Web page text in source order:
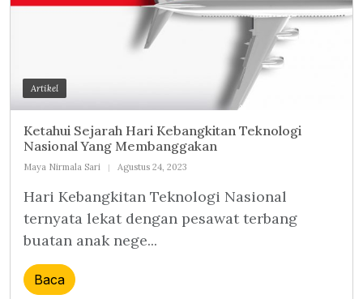
Artikel
Ketahui Sejarah Hari Kebangkitan Teknologi
Nasional Yang Membanggakan
Maya Nirmala Sari Agustus 24, 2023
Hari Kebangkitan Teknologi Nasional
ternyata lekat dengan pesawat terbang
buatan anak nege...
Baca